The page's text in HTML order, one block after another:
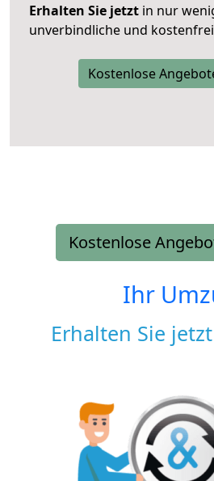
Erhalten Sie jetzt in nur
unverbindliche und
Kostenlose
Kostenlose
Ihr
Erhalten Sie